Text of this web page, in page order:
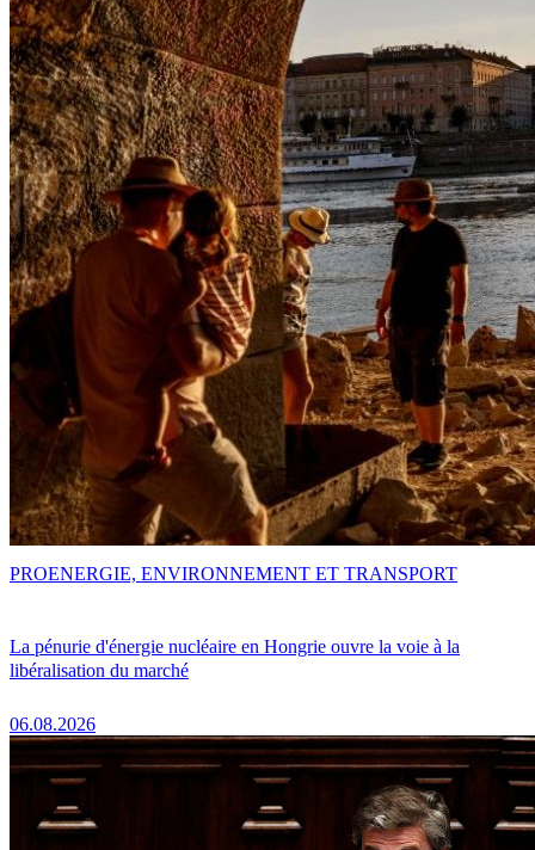
La pénurie d'énergie nucléaire en Hongrie ouvre la voie à la
libéralisation du marché
06.08.2026
PROENERGIE, ENVIRONNEMENT ET TRANSPORT